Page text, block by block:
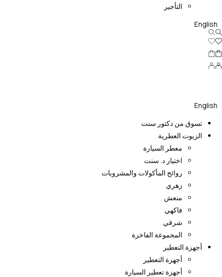
التأجير
English
English
تسوق من دكتور سنت
الزيوت العطرية
معطر السيارة
اختيار د. سنت
روائح المأكولات والمشروبات
زهري
منعش
فاكهي
شرقي
المجموعة الفاخرة
أجهزة التعطير
أجهزة التعطير
أجهزة تعطير السيارة